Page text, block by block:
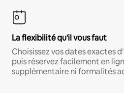
La flexibilité qu'il vous faut
Choisissez vos dates exactes
puis réservez facilement en
supplémentaire ni formalités